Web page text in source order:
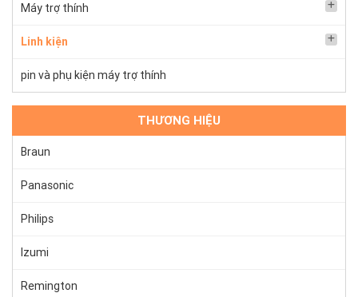
Máy trợ thính
Linh kiện
pin và phụ kiện máy trợ thính
THƯƠNG HIỆU
Braun
Panasonic
Philips
Izumi
Remington